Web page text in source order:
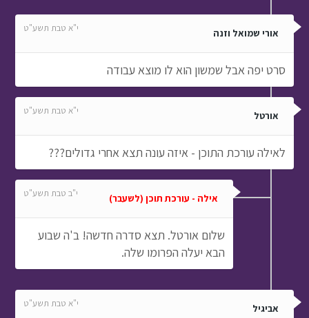
אורי שמואל וזנה י"א טבת תשע"ט
סרט יפה אבל שמשון הוא לו מוצא עבודה
אורטל י"א טבת תשע"ט
לאילה עורכת התוכן - איזה עונה תצא אחרי גדולים???
אילה - עורכת תוכן (לשעבר) י"ב טבת תשע"ט
שלום אורטל. תצא סדרה חדשה! ב'ה שבוע
הבא יעלה הפרומו שלה.
אביגיל י"א טבת תשע"ט